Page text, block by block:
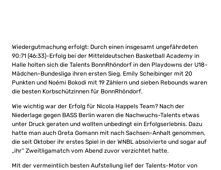
Wiedergutmachung erfolgt: Durch einen insgesamt ungefährdeten
90:71 (46:33)-Erfolg bei der Mitteldeutschen Basketball Academy in
Halle holten sich die Talents BonnRhöndorf in den Playdowns der U18-
Mädchen-Bundesliga ihren ersten Sieg. Emily Scheibinger mit 20
Punkten und Noémi Bokodi mit 19 Zählern und sieben Rebounds waren
die besten Korbschützinnen für BonnRhöndorf.
Wie wichtig war der Erfolg für Nicola Happels Team? Nach der
Niederlage gegen BASS Berlin waren die Nachwuchs-Talents etwas
unter Druck geraten und wollten unbedingt ein Erfolgserlebnis. Dazu
hatte man auch Greta Gomann mit nach Sachsen-Anhalt genommen,
die seit Oktober ihr erstes Spiel in der WNBL absolvierte und sogar auf
„ihr“ Zweitligamatch vom Abend zuvor verzichtet hatte.
Mit der vermeintlich besten Aufstellung lief der Talents-Motor von